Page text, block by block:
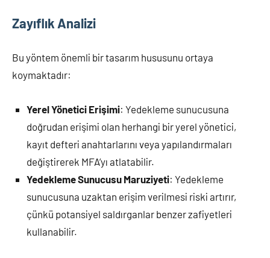
Zayıflık Analizi
Bu yöntem önemli bir tasarım hususunu ortaya
koymaktadır:
Yerel Yönetici Erişimi: Yedekleme sunucusuna
doğrudan erişimi olan herhangi bir yerel yönetici,
kayıt defteri anahtarlarını veya yapılandırmaları
değiştirerek MFA’yı atlatabilir.
Yedekleme Sunucusu Maruziyeti: Yedekleme
sunucusuna uzaktan erişim verilmesi riski artırır,
çünkü potansiyel saldırganlar benzer zafiyetleri
kullanabilir.